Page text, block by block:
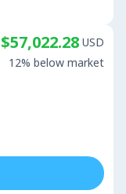
$57,022.28 USD
12% below market